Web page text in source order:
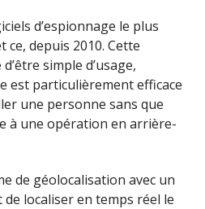
d’espionnage le plus
ce, depuis 2010. Cette
simple d’usage,
est particulièrement efficace
une personne sans que
à une opération en arrière-
de géolocalisation avec un
localiser en temps réel le